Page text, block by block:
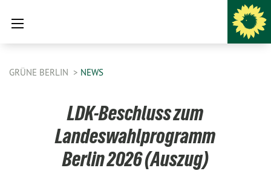
GRÜNE BERLIN NEWS
LDK-Beschluss zum
Landeswahlprogramm
Berlin 2026 (Auszug)